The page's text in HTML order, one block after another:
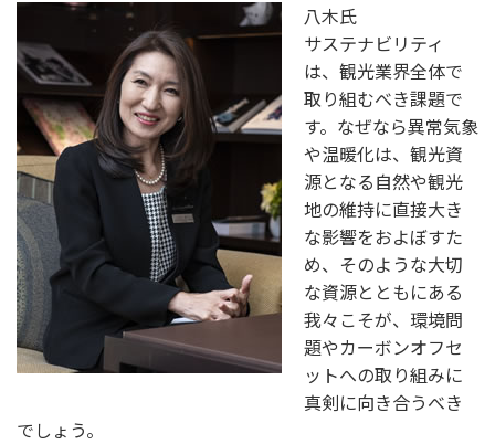
八木氏
サステナビリティ
は、観光業界全体で
取り組むべき課題で
す。なぜなら異常気象
や温暖化は、観光資
源となる自然や観光
地の維持に直接大き
な影響をおよぼすた
め、そのような大切
な資源とともにある
我々こそが、環境問
題やカーボンオフセ
ットへの取り組みに
真剣に向き合うべき
でしょう。